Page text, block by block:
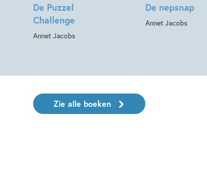
De Puzzel
Challenge
Annet Jacobs
De nepsnap
Annet Jacobs
Zie alle boeken